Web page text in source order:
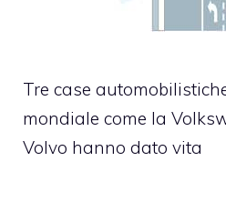
Tre case
mondiale come la
Volvo hanno dato vita